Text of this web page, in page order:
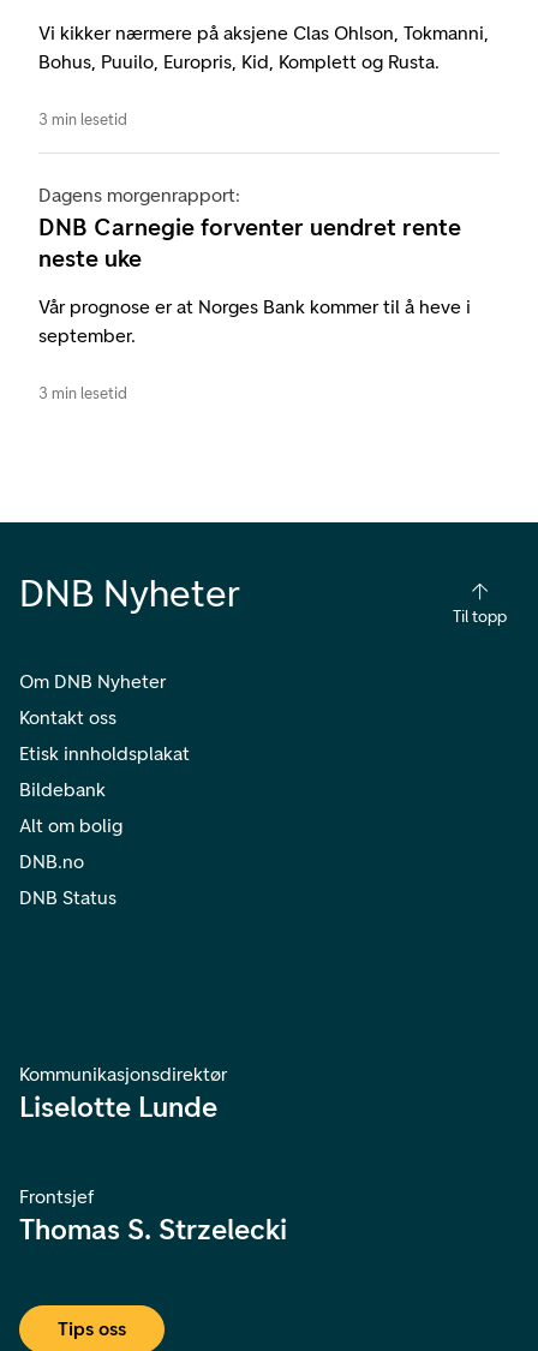
Vi kikker nærmere på aksjene Clas Ohlson, Tokmanni,
Bohus, Puuilo, Europris, Kid, Komplett og Rusta.
3 min lesetid
Dagens morgenrapport:
DNB Carnegie forventer uendret rente
neste uke
Vår prognose er at Norges Bank kommer til å heve i
september.
3 min lesetid
DNB Nyheter
Til topp
Om DNB Nyheter
Kontakt oss
Etisk innholdsplakat
Bildebank
Alt om bolig
DNB.no
DNB Status
Kommunikasjonsdirektør
Liselotte Lunde
Frontsjef
Thomas S. Strzelecki
Tips oss